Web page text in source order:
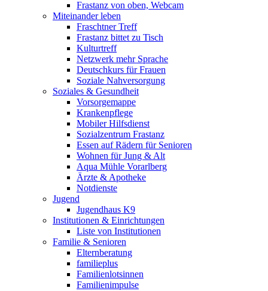
Frastanz von oben, Webcam
Miteinander leben
Fraschtner Treff
Frastanz bittet zu Tisch
Kulturtreff
Netzwerk mehr Sprache
Deutschkurs für Frauen
Soziale Nahversorgung
Soziales & Gesundheit
Vorsorgemappe
Krankenpflege
Mobiler Hilfsdienst
Sozialzentrum Frastanz
Essen auf Rädern für Senioren
Wohnen für Jung & Alt
Aqua Mühle Vorarlberg
Ärzte & Apotheke
Notdienste
Jugend
Jugendhaus K9
Institutionen & Einrichtungen
Liste von Institutionen
Familie & Senioren
Elternberatung
familieplus
Familienlotsinnen
Familienimpulse